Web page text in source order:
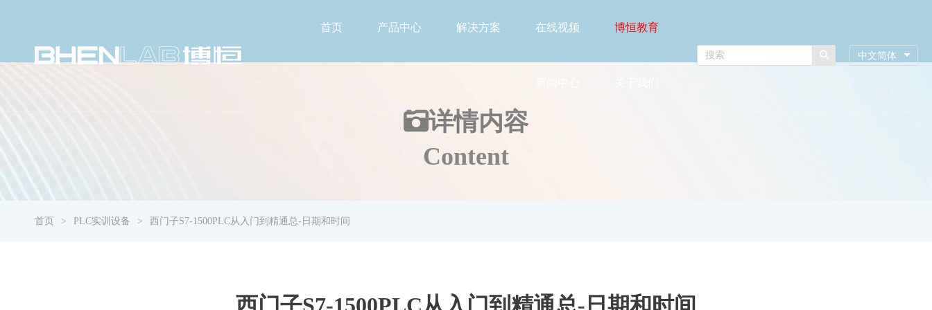
首页 产品中心 解决方案 在线视频 博恒教育
中文简体
详情内容
Content
首页 PLC实训设备 西门子S7-1500PLC从入门到精通总-日期和时间